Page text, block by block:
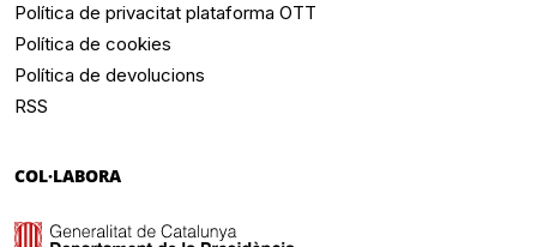
Política de privacitat plataforma OTT
Política de cookies
Política de devolucions
RSS
COL·LABORA